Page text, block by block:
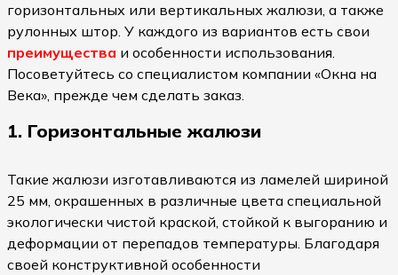
горизонтальных или вертикальных жалюзи, а также
рулонных штор. У каждого из вариантов есть свои
преимущества и особенности использования.
Посоветуйтесь со специалистом компании «Окна на
Века», прежде чем сделать заказ.
1. Горизонтальные жалюзи
Такие жалюзи изготавливаются из ламелей шириной
25 мм, окрашенных в различные цвета специальной
экологически чистой краской, стойкой к выгоранию и
деформации от перепадов температуры. Благодаря
своей конструктивной особенности